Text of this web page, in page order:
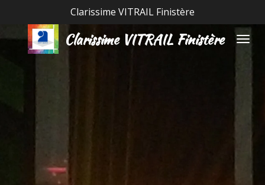
contenu
principal
Clarissime VITRAIL Finistère
Clarissime VITRAIL Finistère